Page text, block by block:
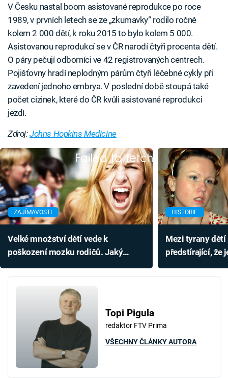
V Česku nastal boom asistované reprodukce po roce
1989, v prvních letech se ze „zkumavky“ rodilo ročně
kolem 2 000 dětí, k roku 2015 to bylo kolem 5 000.
Asistovanou reprodukcí se v ČR narodí čtyři procenta dětí.
O páry pečují odborníci ve 42 registrovaných centrech.
Pojišťovny hradí neplodným párům čtyři léčebné cykly při
zavedení jednoho embrya. V poslední době stoupá také
počet cizinek, které do ČR kvůli asistované reprodukci
jezdí.
Zdroj:Johns Hopkins Medicine
Failed to fetch
ZAJÍMAVOSTI
Velké množství dětí vede k
poškození mozku rodičů. Jaký
HISTORIE
Mezi tyrany dětí
předstírající, že
Topi Pigula
redaktor FTV Prima
VŠECHNY ČLÁNKY AUTORA